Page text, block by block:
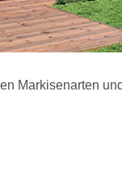
Markisenarten